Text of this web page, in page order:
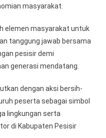
masyarakat.
elemen masyarakat untuk
tanggung jawab bersama
pesisir demi
generasi mendatang.
dengan aksi bersih-
peserta sebagai simbol
lingkungan serta
di Kabupaten Pesisir